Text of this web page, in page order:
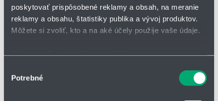
poskytovať prispôsobené reklamy a obsah, na meranie
reklamy a obsahu, štatistiky publika a vývoj produktov.
Môžete si zvoliť, kto a na aké účely použije vaše údaje.
polohe s presnosťou na niekoľko metrov
súhlasu
Potrebné